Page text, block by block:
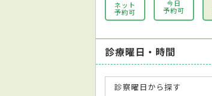
ネット
予約可
今日
予約可
診療曜日・時間
診察曜日から探す